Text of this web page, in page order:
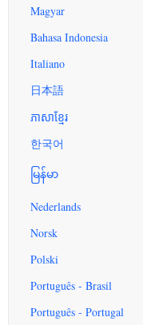
Magyar
Bahasa Indonesia
Italiano
日本語
ភាសាខ្មែរ
한국어
မြန်မာ
Nederlands
Norsk
Polski
Português - Brasil
Português - Portugal